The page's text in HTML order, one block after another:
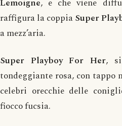
Lemoigne, e che viene
raffigura la coppiaSuper
a mezz’aria.
Super Playboy For Her, si
tondeggiante rosa, con tappo
celebri orecchie delle
fiocco fucsia.